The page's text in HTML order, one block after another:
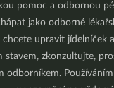
pomoc a odbornou
jako odborné
chcete upravit jídelníček
stavem, zkonzultujte,
odborníkem.